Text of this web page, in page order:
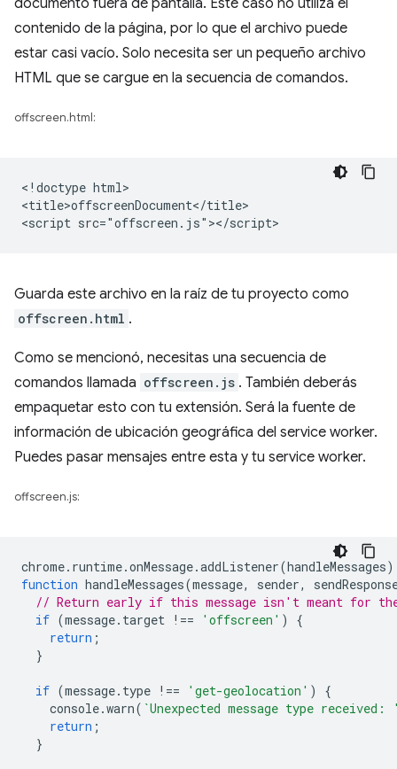
contenido de la página, por lo que el archivo puede
estar casi vacío. Solo necesita ser un pequeño archivo
HTML que se cargue en la secuencia de comandos.
offscreen.html:
<!doctype html>
<title>offscreenDocument</title>
Guarda este archivo en la raíz de tu proyecto como
offscreen.html .
Como se mencionó, necesitas una secuencia de
comandos llamada offscreen.js . También deberás
empaquetar esto con tu extensión. Será la fuente de
información de ubicación geográfica del service worker.
Puedes pasar mensajes entre esta y tu service worker.
offscreen.js:
chrome. runtime.onMessage.addListener(handleMessages
function handleMessages(message, sender,
// Return early if this message isn't meant for the
if (message. target !== 'offscreen' )
{
return ;
}
if (message. type !== 'get-geolocation' )
{
console.warn( `Unexpected message type received:
return ;
}